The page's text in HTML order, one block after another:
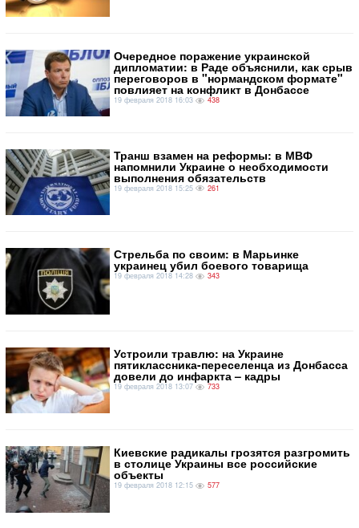
Очередное поражение украинской
дипломатии: в Раде объяснили, как срыв
переговоров в "нормандском формате"
повлияет на конфликт в Донбассе
19 февраля 2018 16:03 438
Транш взамен на реформы: в МВФ
напомнили Украине о необходимости
выполнения обязательств
19 февраля 2018 15:25 261
Стрельба по своим: в Марьинке
украинец убил боевого товарища
19 февраля 2018 14:28 343
Устроили травлю: на Украине
пятиклассника-переселенца из Донбасса
довели до инфаркта – кадры
19 февраля 2018 13:07 733
Киевские радикалы грозятся разгромить
в столице Украины все российские
объекты
19 февраля 2018 12:15 577